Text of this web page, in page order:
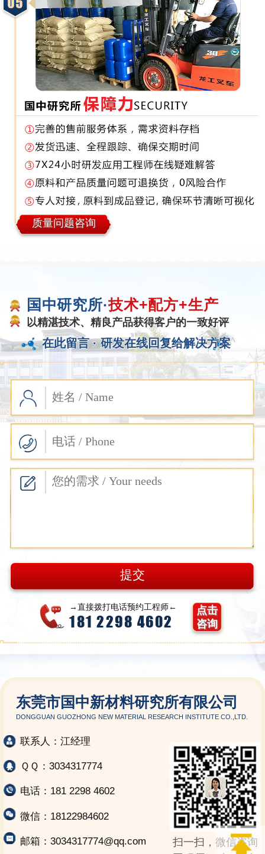
质量问题咨询
国中研究所·技术+配方+生产
以精湛技术、精良产品获得客户的一致好评
在此留言 · 研发在线回复给解决方案
→直接拨打电话预约工程师←
181 2298 4602
点击
咨询
东莞市国中新材料研究所有限公司
DONGGUAN GUOZHONG NEW MATERIAL RESEARCH INSTITUTE CO.,LTD.
联系人：江经理
ＱＱ：3034317774
电话：181 2298 4602
微信：18122984602
邮箱：3034317774@qq.com
扫一扫，微信咨询